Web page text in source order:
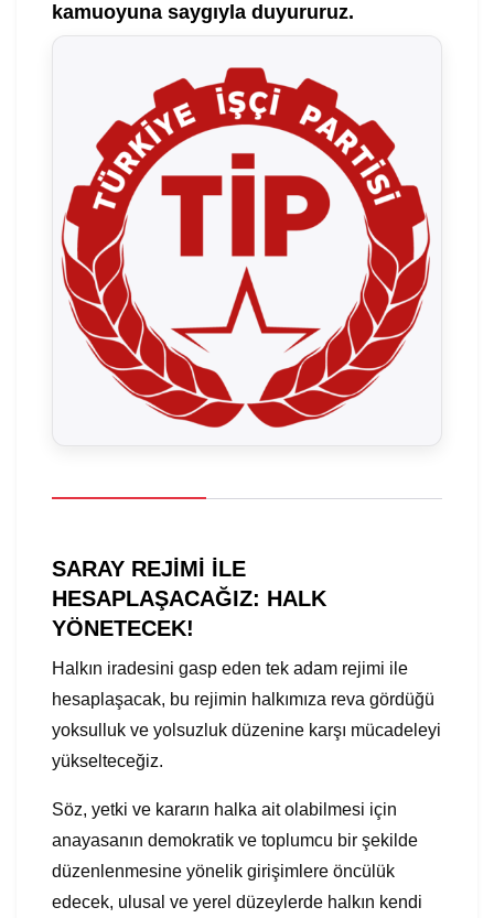
kamuoyuna saygıyla duyururuz.
SARAY REJİMİ İLE
HESAPLAŞACAĞIZ: HALK
YÖNETECEK!
Halkın iradesini gasp eden tek adam rejimi ile
hesaplaşacak, bu rejimin halkımıza reva gördüğü
yoksulluk ve yolsuzluk düzenine karşı mücadeleyi
yükselteceğiz.
Söz, yetki ve kararın halka ait olabilmesi için
anayasanın demokratik ve toplumcu bir şekilde
düzenlenmesine yönelik girişimlere öncülük
edecek, ulusal ve yerel düzeylerde halkın kendi